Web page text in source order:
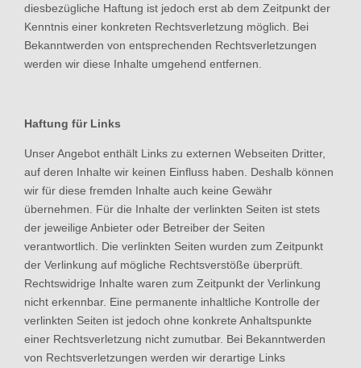
diesbezügliche Haftung ist jedoch erst ab dem Zeitpunkt der
Kenntnis einer konkreten Rechtsverletzung möglich. Bei
Bekanntwerden von entsprechenden Rechtsverletzungen
werden wir diese Inhalte umgehend entfernen.
Haftung für Links
Unser Angebot enthält Links zu externen Webseiten Dritter,
auf deren Inhalte wir keinen Einfluss haben. Deshalb können
wir für diese fremden Inhalte auch keine Gewähr
übernehmen. Für die Inhalte der verlinkten Seiten ist stets
der jeweilige Anbieter oder Betreiber der Seiten
verantwortlich. Die verlinkten Seiten wurden zum Zeitpunkt
der Verlinkung auf mögliche Rechtsverstöße überprüft.
Rechtswidrige Inhalte waren zum Zeitpunkt der Verlinkung
nicht erkennbar. Eine permanente inhaltliche Kontrolle der
verlinkten Seiten ist jedoch ohne konkrete Anhaltspunkte
einer Rechtsverletzung nicht zumutbar. Bei Bekanntwerden
von Rechtsverletzungen werden wir derartige Links